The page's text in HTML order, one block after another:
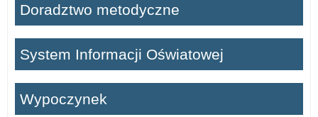
Doradztwo metodyczne
System Informacji Oświatowej
Wypoczynek